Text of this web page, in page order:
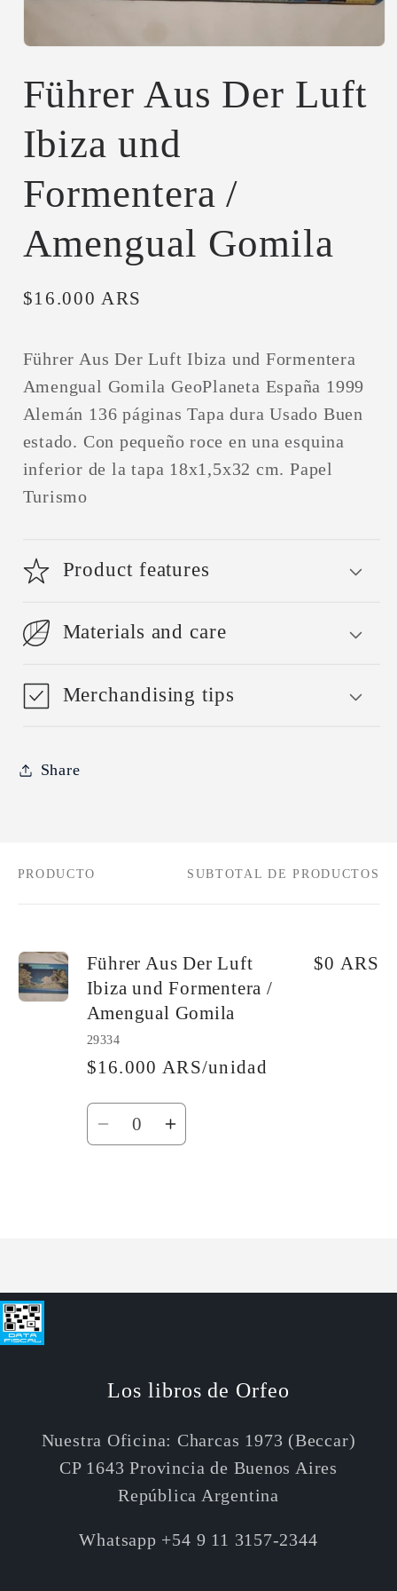
multimedia
en
ventana
modal
Führer Aus Der Luft
Ibiza und
Formentera /
Amengual Gomila
Precio
$16.000 ARS
Führer Aus Der Luft Ibiza und Formentera
Amengual Gomila GeoPlaneta España 1999
Alemán 136 páginas Tapa dura Usado Buen
estado. Con pequeño roce en una esquina
inferior de la tapa 18x1,5x32 cm. Papel
Turismo
Product features
Materials and care
Merchandising tips
Share
Tu
PRODUCTO SUBTOTAL DE PRODUCTOS
Führer Aus Der Luft
Ibiza und Formentera /
Amengual Gomila
29334
$16.000 ARS/unidad
$0 ARS
Cantidad
ReducirAumentar
Los libros de Orfeo
Nuestra Oficina: Charcas 1973 (Beccar)
CP 1643 Provincia de Buenos Aires
República Argentina
Whatsapp +54 9 11 3157-2344